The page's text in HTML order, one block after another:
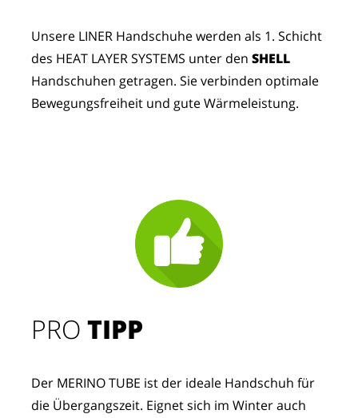
PROTIPP
Der MERINO TUBE ist der ideale Handschuh für
die Übergangszeit. Eignet sich im Winter auch
Unsere LINER Handschuhe werden als 1. Schicht
des HEAT LAYER SYSTEMS unter den SHELL
Handschuhen getragen. Sie verbinden optimale
Bewegungsfreiheit und gute Wärmeleistung.